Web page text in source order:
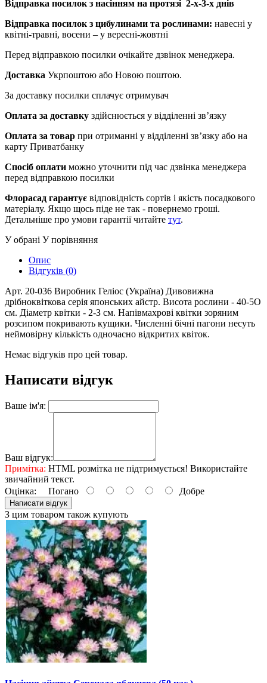
Відправка посилок з насінням на протязі 2-х-3-х днів
Відправка посилок з цибулинами та рослинами: навесні у
квітні-травні, восени – у вересні-жовтні
Перед відправкою посилки очікайте дзвінок менеджера.
Доставка Укрпоштою або Новою поштою.
За доставку посилки сплачує отримувач
Оплата за доставку здійснюється у відділенні зв’язку
Оплата за товар при отриманні у відділенні зв’язку або на
карту Приватбанку
Спосіб оплати можно уточнити під час дзвінка менеджера
перед відправкою посилки
Флорасад гарантує відповідність сортів і якість посадкового
матеріалу. Якщо щось піде не так - повернемо гроші.
Детальніше про умови гарантії читайте тут.
У обрані У порівняння
Опис
Відгуків (0)
Арт. 20-036 Виробник Геліос (Україна) Дивовижна
дрібноквіткова серія японських айстр. Висота рослини - 40-5О
см. Діаметр квітки - 2-З см. Напівмахрові квітки зоряним
розсипом покривають кущики. Численні бічні пагони несуть
неймовірну кількість одночасно відкритих квіток.
Немає відгуків про цей товар.
Написати відгук
Ваше ім'я:
Ваш відгук:
Примітка: HTML розмітка не підтримується! Використайте
звичайний текст.
Оцінка: Погано Добре
Написати відгук
З цим товаром також купують